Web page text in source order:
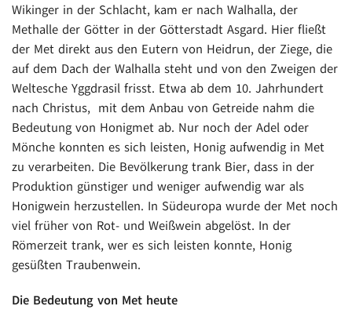
Wikinger in der Schlacht, kam er nach Walhalla, der
Methalle der Götter in der Götterstadt Asgard. Hier fließt
der Met direkt aus den Eutern von Heidrun, der Ziege, die
auf dem Dach der Walhalla steht und von den Zweigen der
Weltesche Yggdrasil frisst. Etwa ab dem 10. Jahrhundert
nach Christus, mit dem Anbau von Getreide nahm die
Bedeutung von Honigmet ab. Nur noch der Adel oder
Mönche konnten es sich leisten, Honig aufwendig in Met
zu verarbeiten. Die Bevölkerung trank Bier, dass in der
Produktion günstiger und weniger aufwendig war als
Honigwein herzustellen. In Südeuropa wurde der Met noch
viel früher von Rot- und Weißwein abgelöst. In der
Römerzeit trank, wer es sich leisten konnte, Honig
gesüßten Traubenwein.
Die Bedeutung von Met heute